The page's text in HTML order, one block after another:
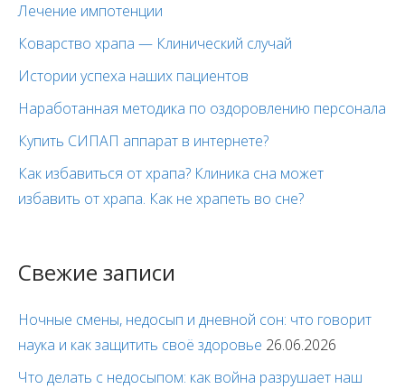
Лечение импотенции
Коварство храпа — Клинический случай
Истории успеха наших пациентов
Наработанная методика по оздоровлению персонала
Купить СИПАП аппарат в интернете?
Как избавиться от храпа? Клиника сна может
избавить от храпа. Как не храпеть во сне?
Свежие записи
Ночные смены, недосып и дневной сон: что говорит
наука и как защитить своё здоровье 26.06.2026
Что делать с недосыпом: как война разрушает наш